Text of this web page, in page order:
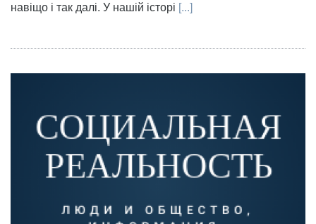
навіщо і так далі. У нашій історі [...]